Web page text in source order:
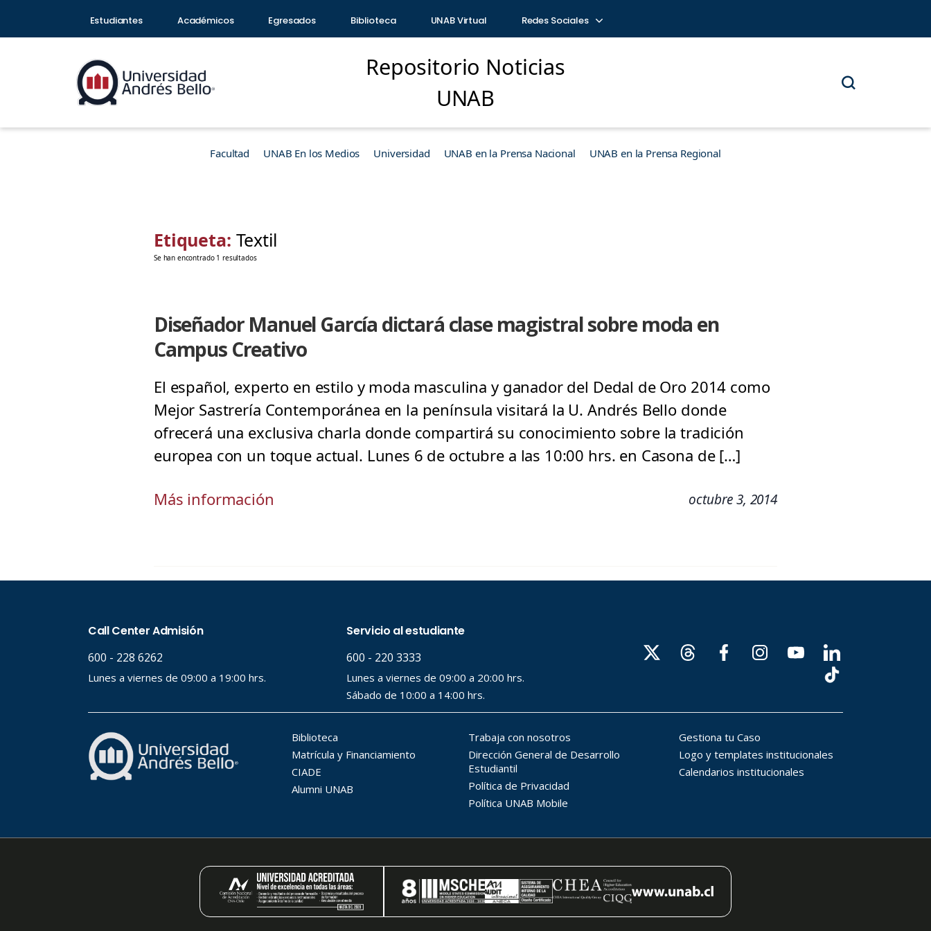
Estudiantes Académicos Egresados Biblioteca UNAB Virtual Redes Sociales
Repositorio Noticias
UNAB
Facultad UNAB En los Medios Universidad UNAB en la Prensa Nacional UNAB en la Prensa Regional
Etiqueta: Textil
Se han encontrado 1 resultados
Diseñador Manuel García dictará clase magistral sobre moda en
Campus Creativo
El español, experto en estilo y moda masculina y ganador del Dedal de Oro 2014 como
Mejor Sastrería Contemporánea en la península visitará la U. Andrés Bello donde
ofrecerá una exclusiva charla donde compartirá su conocimiento sobre la tradición
europea con un toque actual. Lunes 6 de octubre a las 10:00 hrs. en Casona de […]
Más información octubre 3, 2014